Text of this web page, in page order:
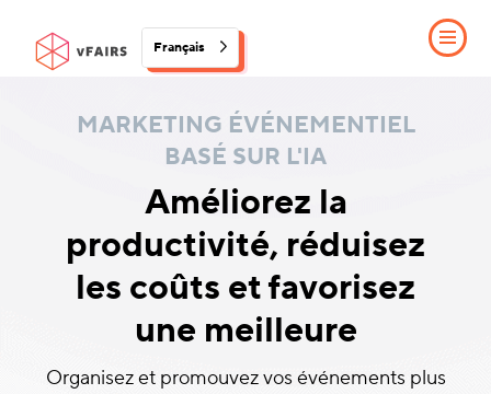
Français
MARKETING ÉVÉNEMENTIEL
BASÉ SUR L'IA
Améliorez la
productivité, réduisez
les coûts et favorisez
une meilleure
Organisez et promouvez vos événements plus